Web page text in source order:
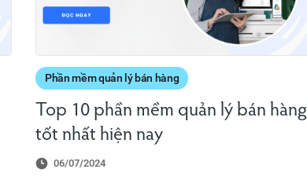
Phần mềm quản lý bán hàng
Top 10 phần mềm quản lý bán hàng
tốt nhất hiện nay
06/07/2024